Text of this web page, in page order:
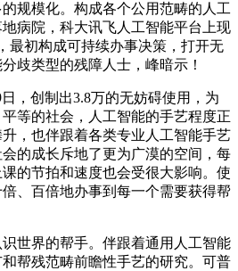
规模化。构成各个公用范畴的人工
病院，科大讯飞人工智能平台上现
最初构成可持续办事决策，打开无
歧类型的残障人士，峰暗示！
创制出3.8万的无妨碍使用，为
等的社会，人工智能的手艺程度正
，也伴跟着各类专业人工智能手艺
的成长斥地了更为广漠的空间，每
的节拍和速度也会受很大影响。使
、百倍地办事到每一个需要获得帮
界的帮手。伴跟着通用人工智能
帮残范畴前瞻性手艺的研究。可普